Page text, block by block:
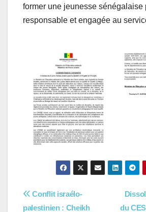
former une jeunesse sénégalaise
responsable et engagée au
Navigation
du
Conflit israélo-
palestinien : Cheikh